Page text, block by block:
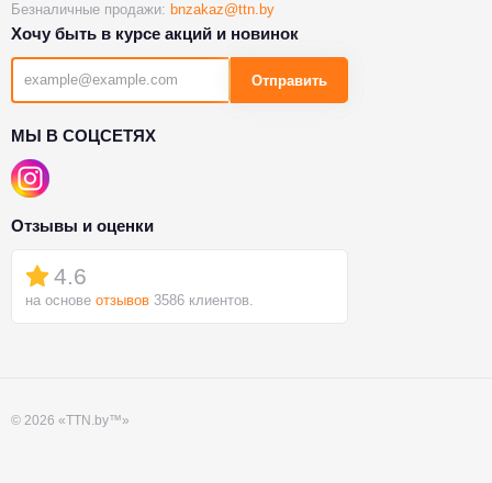
Безналичные продажи: bnzakaz@ttn.by
Хочу быть в курсе акций и новинок
Отправить
МЫ В СОЦСЕТЯХ
Отзывы и оценки
4.6
на основе отзывов 3586 клиентов.
© 2026 «TTN.by™»